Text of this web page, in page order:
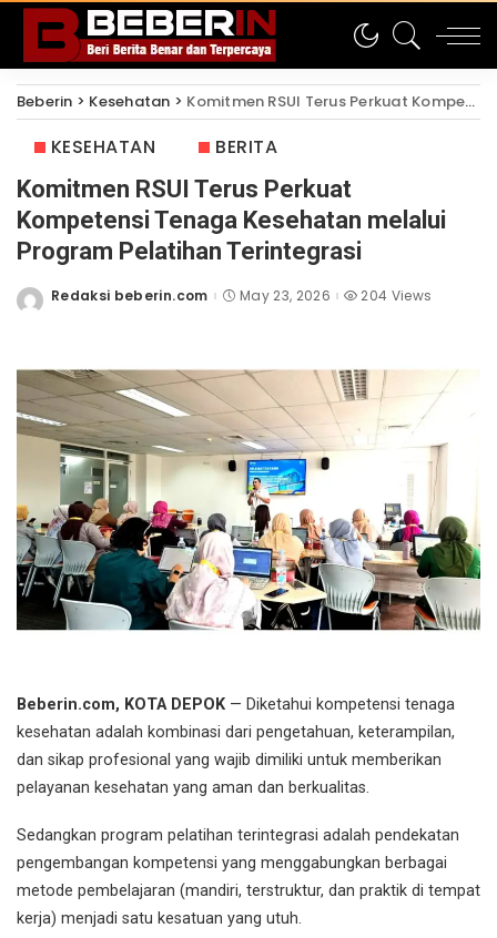
Beberin > Kesehatan > Komitmen RSUI Terus Perkuat Kompetensi Tenaga Kesehatan melalui Program Pelatihan Terintegrasi
KESEHATAN BERITA
Komitmen RSUI Terus Perkuat
Kompetensi Tenaga Kesehatan melalui
Program Pelatihan Terintegrasi
Posted
Redaksi beberin.com May 23, 2026 204 Views
Beberin.com, KOTA DEPOK — Diketahui kompetensi tenaga
kesehatan adalah kombinasi dari pengetahuan, keterampilan,
dan sikap profesional yang wajib dimiliki untuk memberikan
pelayanan kesehatan yang aman dan berkualitas.
Sedangkan program pelatihan terintegrasi adalah pendekatan
pengembangan kompetensi yang menggabungkan berbagai
metode pembelajaran (mandiri, terstruktur, dan praktik di tempat
kerja) menjadi satu kesatuan yang utuh.